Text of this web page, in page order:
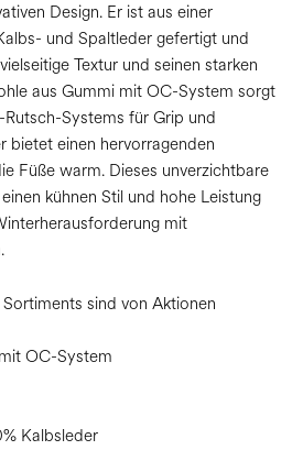
Design. Er ist aus einer
und Spaltleder gefertigt und
Textur und seinen starken
aus Gummi mit OC-System sorgt
Systems für Grip und
bietet einen hervorragenden
Füße warm. Dieses unverzichtbare
kühnen Stil und hohe Leistung
mit
sind von Aktionen
OC-System
Kalbsleder